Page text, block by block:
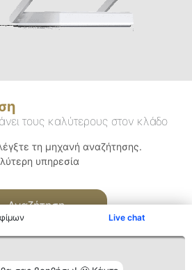
Live chat
τους καλύτερους στον κλάδο
τη μηχανή αναζήτησης.
υπηρεσία
Αναζήτηση